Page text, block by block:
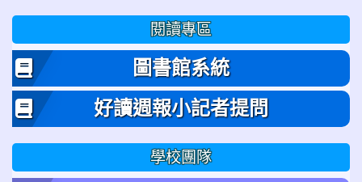
閱讀專區
圖書館系統
好讀週報小記者提問
學校團隊